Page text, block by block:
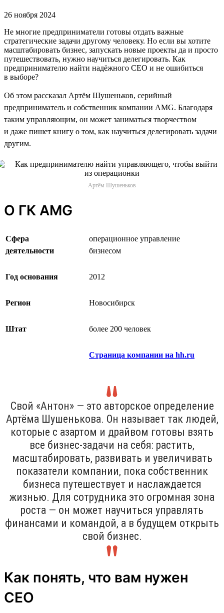
26 ноября 2024
Не многие предприниматели готовы отдать важные
стратегические задачи другому человеку. Но если вы хотите
масштабировать бизнес, запускать новые проекты да и просто
путешествовать, нужно научиться делегировать. Как
предпринимателю найти надёжного CEO и не ошибиться
в выборе?
Об этом рассказал Артём Шушеньков, серийный
предприниматель и собственник компании AMG. Благодаря
таким управляющим, он может заниматься творчеством
и даже пишет книгу о том, как научиться делегировать задачи
другим.
Артём Шушеньков
О ГК AMG
Сфера
деятельности
операционное управление
бизнесом
Год основания 2012
Регион Новосибирск
Штат более 200 человек
Страница компании на hh.ru
Свой «Антон» — это авторское определение
Артёма Шушенькова. Он называет так людей,
которые с азартом и драйвом готовы взять
все бизнес-задачи на себя: растить,
масштабировать, развивать и увеличивать
показатели компании, пока собственник
бизнеса путешествует и наслаждается
жизнью. Для сотрудника это огромная зона
роста — он может научиться управлять
финансами и командой, а в будущем открыть
свой бизнес.
Как понять, что вам нужен
CEO